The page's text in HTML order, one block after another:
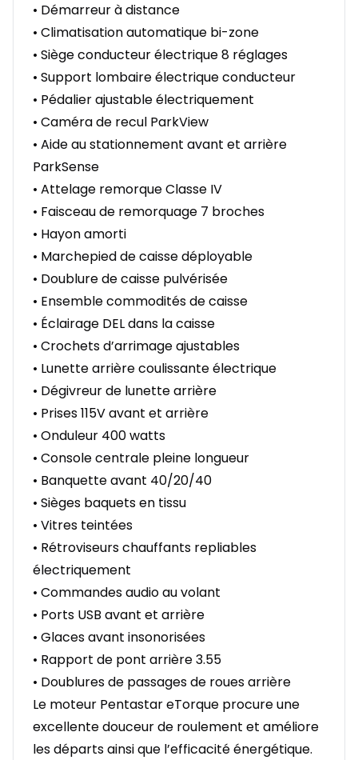
• Démarreur à distance
• Climatisation automatique bi-zone
• Siège conducteur électrique 8 réglages
• Support lombaire électrique conducteur
• Pédalier ajustable électriquement
• Caméra de recul ParkView
• Aide au stationnement avant et arrière
ParkSense
• Attelage remorque Classe IV
• Faisceau de remorquage 7 broches
• Hayon amorti
• Marchepied de caisse déployable
• Doublure de caisse pulvérisée
• Ensemble commodités de caisse
• Éclairage DEL dans la caisse
• Crochets d’arrimage ajustables
• Lunette arrière coulissante électrique
• Dégivreur de lunette arrière
• Prises 115V avant et arrière
• Onduleur 400 watts
• Console centrale pleine longueur
• Banquette avant 40/20/40
• Sièges baquets en tissu
• Vitres teintées
• Rétroviseurs chauffants repliables
électriquement
• Commandes audio au volant
• Ports USB avant et arrière
• Glaces avant insonorisées
• Rapport de pont arrière 3.55
• Doublures de passages de roues arrière
Le moteur Pentastar eTorque procure une
excellente douceur de roulement et améliore
les départs ainsi que l’efficacité énergétique.